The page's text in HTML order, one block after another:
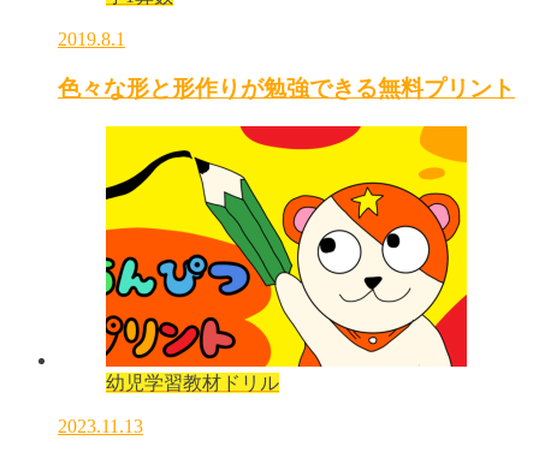
2019.8.1
色々な形と形作りが勉強できる無料プリント
幼児学習教材ドリル
2023.11.13